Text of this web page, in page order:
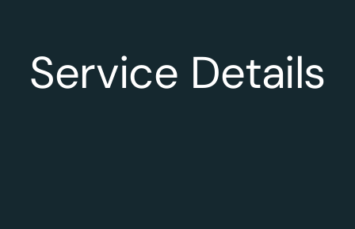
Service Details